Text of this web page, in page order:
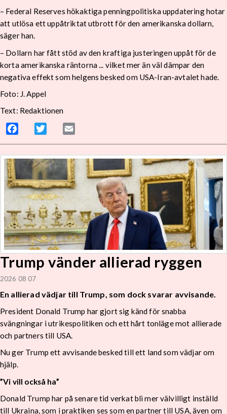
– Federal Reserves hökaktiga penningpolitiska uppdatering hotar
att utlösa ett uppåtriktat utbrott för den amerikanska dollarn,
säger han.
– Dollarn har fått stöd av den kraftiga justeringen uppåt för de
korta amerikanska räntorna ... vilket mer än väl dämpar den
negativa effekt som helgens besked om USA-Iran-avtalet hade.
Foto: J. Appel
Text: Redaktionen
Facebook Twitter
Trump vänder allierad ryggen
2026 08 07
En allierad vädjar till Trump, som dock svarar avvisande.
President Donald Trump har gjort sig känd för snabba
svängningar i utrikespolitiken och ett hårt tonläge mot allierade
och partners till USA.
Nu ger Trump ett avvisande besked till ett land som vädjar om
hjälp.
”Vi vill också ha”
Donald Trump har på senare tid verkat bli mer välvilligt inställd
till Ukraina, som i praktiken ses som en partner till USA, även om